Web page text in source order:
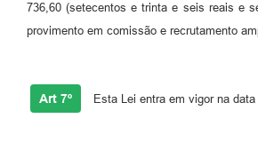
736,60 (setecentos e trinta e seis reais e
provimento em comissão e recrutamento
Art 7º Esta Lei entra em vigor na data